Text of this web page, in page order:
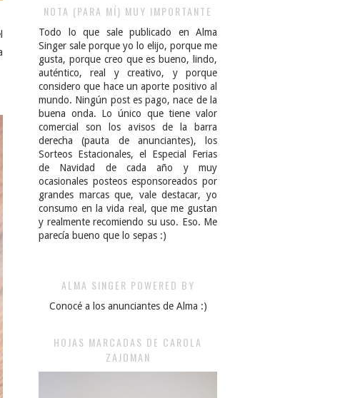
NOTA (PARA MÍ) MUY IMPORTANTE
Todo lo que sale publicado en Alma
Singer sale porque yo lo elijo, porque me
gusta, porque creo que es bueno, lindo,
auténtico, real y creativo, y porque
considero que hace un aporte positivo al
mundo. Ningún post es pago, nace de la
buena onda. Lo único que tiene valor
comercial son los avisos de la barra
derecha (pauta de anunciantes), los
Sorteos Estacionales, el Especial Ferias
de Navidad de cada año y muy
ocasionales posteos esponsoreados por
grandes marcas que, vale destacar, yo
consumo en la vida real, que me gustan
y realmente recomiendo su uso. Eso. Me
parecía bueno que lo sepas :)
ALMA SINGER POWERED BY
Conocé a los anunciantes de Alma :)
HOJAS MARCADAS DE CAROLA
ZAJDMAN